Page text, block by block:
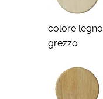
colore legno
grezzo